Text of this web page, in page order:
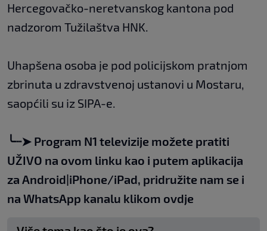
Hercegovačko-neretvanskog kantona pod
nadzorom Tužilaštva HNK.
Uhapšena osoba je pod policijskom pratnjom
zbrinuta u zdravstvenoj ustanovi u Mostaru,
saopćili su iz SIPA-e.
╰┈➤ Program N1 televizije možete pratiti
UŽIVO na ovom linku kao i putem aplikacija
za Android iPhone/iPad, pridružite nam se i
na WhatsApp kanalu klikom ovdje